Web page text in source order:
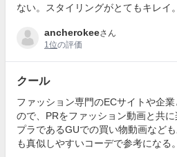
ない。スタイリングがとてもキレイ。
ancherokeeさん
1位の評価
クール
ファッション専門のECサイトや企
ので、PRをファッション動画と共
プラであるGUでの買い物動画など
も真似しやすいコーデで参考になる。